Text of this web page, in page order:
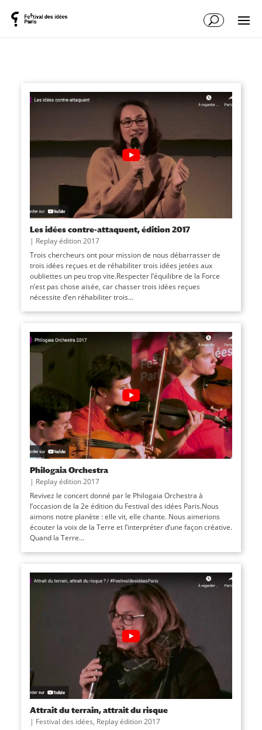
Les idées contre-attaquent, édition 2017
| Replay édition 2017
Trois chercheurs ont pour mission de nous débarrasser de
trois idées reçues et de réhabiliter trois idées jetées aux
oubliettes un peu trop vite.Respecter lʼéquilibre de la Force
nʼest pas chose aisée, car chasser trois idées reçues
nécessite dʼen réhabiliter trois...
Philogaia Orchestra
| Replay édition 2017
Revivez le concert donné par le Philogaia Orchestra à
l’occasion de la 2e édition du Festival des idées Paris.Nous
aimons notre planète : elle vit, elle chante. Nous aimerions
écouter la voix de la Terre et lʼinterpréter dʼune façon créative.
Quand la Terre...
Attrait du terrain, attrait du risque
| Festival des idées, Replay édition 2017